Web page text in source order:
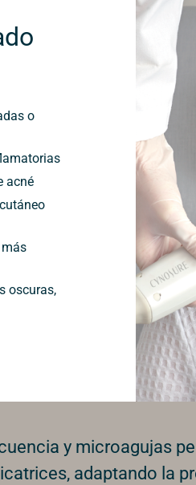
o
acné
oscuras,
y microagujas
adaptando la